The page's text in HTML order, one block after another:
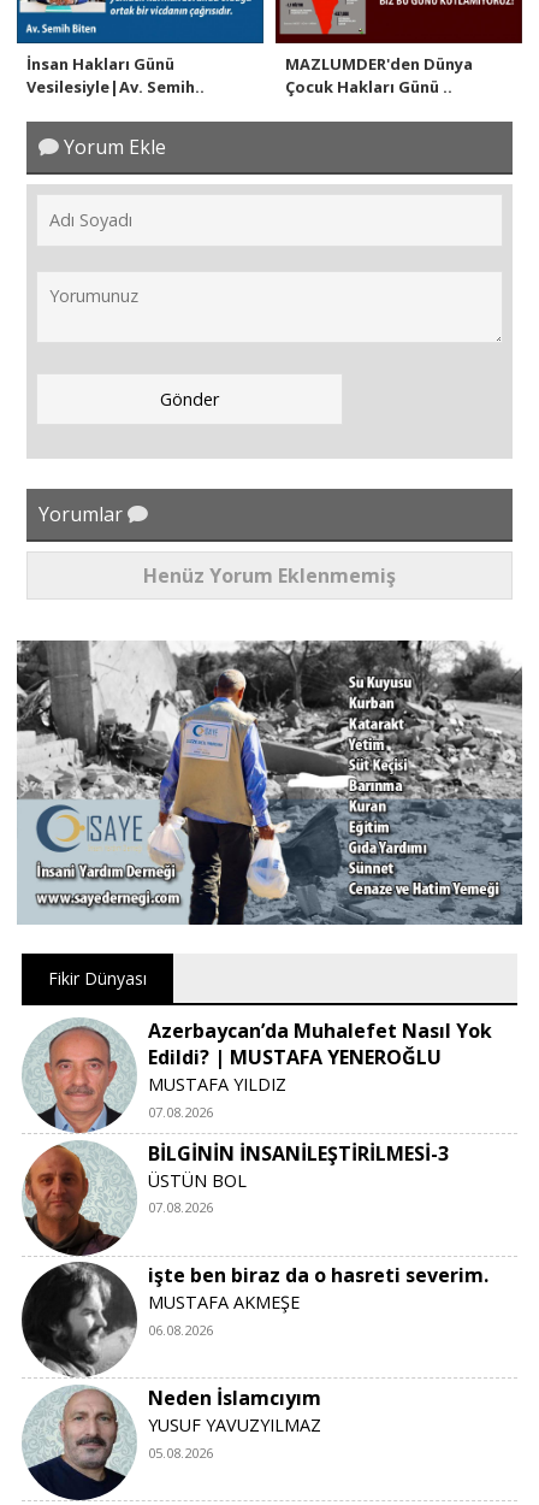
İnsan Hakları Günü
Vesilesiyle|Av. Semih..
MAZLUMDER'den Dünya
Çocuk Hakları Günü ..
Yorum Ekle
Yorumlar
Henüz Yorum Eklenmemiş
Fikir Dünyası
Azerbaycan’da Muhalefet Nasıl Yok
Edildi? | MUSTAFA YENEROĞLU
MUSTAFA YILDIZ
07.08.2026
BİLGİNİN İNSANİLEŞTİRİLMESİ-3
ÜSTÜN BOL
07.08.2026
işte ben biraz da o hasreti severim.
MUSTAFA AKMEŞE
06.08.2026
Neden İslamcıyım
YUSUF YAVUZYILMAZ
05.08.2026